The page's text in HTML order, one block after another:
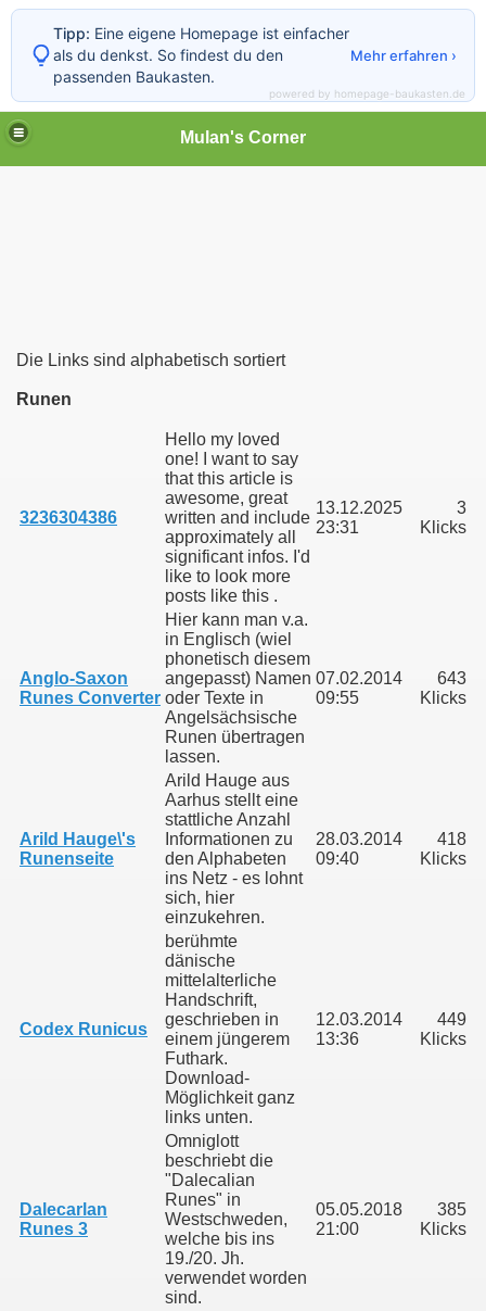
Mulan's Corner
Die Links sind alphabetisch sortiert
Runen
3236304386
Hello my loved
one! I want to say
that this article is
awesome, great
written and include
approximately all
significant infos. I'd
like to look more
posts like this .
13.12.2025
23:31
3
Klicks
Anglo-Saxon
Runes Converter
Hier kann man v.a.
in Englisch (wiel
phonetisch diesem
angepasst) Namen
oder Texte in
Angelsächsische
Runen übertragen
lassen.
07.02.2014
09:55
643
Klicks
Arild Hauge\'s
Runenseite
Arild Hauge aus
Aarhus stellt eine
stattliche Anzahl
Informationen zu
den Alphabeten
ins Netz - es lohnt
sich, hier
einzukehren.
28.03.2014
09:40
418
Klicks
Codex Runicus
berühmte
dänische
mittelalterliche
Handschrift,
geschrieben in
einem jüngerem
Futhark.
Download-
Möglichkeit ganz
links unten.
12.03.2014
13:36
449
Klicks
Dalecarlan
Runes 3
Omniglott
beschriebt die
"Dalecalian
Runes" in
Westschweden,
welche bis ins
19./20. Jh.
verwendet worden
sind.
05.05.2018
21:00
385
Klicks
Orients
der Schweriner Seniorenakademie
Tipp: Eine eigene Homepage ist einfacher
als du denkst. So findest du den
passenden Baukasten.
Mehr erfahren ›
powered by homepage-baukasten.de